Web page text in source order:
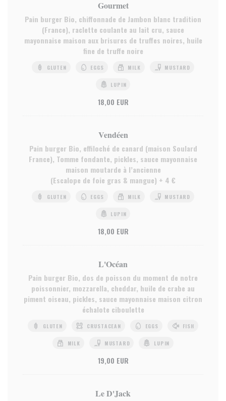
Gourmet
Pain burger Bio, chiffonnade de Jambon blanc tradition
(France), raclette coulante au lait cru, sauce
mayonnaise maison aux brisures de truffes noires, huile
fine de truffe noire
GLUTEN EGGS MILK MUSTARD
LUPIN
18,00 EUR
Vendéen
Pain burger Bio, effiloché de canard (maison Soulard
France), Tomme fondante, pickles, sauce mayonnaise
maison moutarde à l’ancienne
(Escalope de foie gras & mangue) + 4 €
GLUTEN EGGS MILK MUSTARD
LUPIN
18,00 EUR
L'Océan
Pain burger Bio, dos de poisson du moment de notre
poissonnier, mozzarella, cheddar, huile de crabe au
piment oiseau, pickles, sauce mayonnaise maison citron
échalote ciboulette
GLUTEN CRUSTACEAN EGGS FISH
MILK MUSTARD LUPIN
19,00 EUR
Le D'Jack